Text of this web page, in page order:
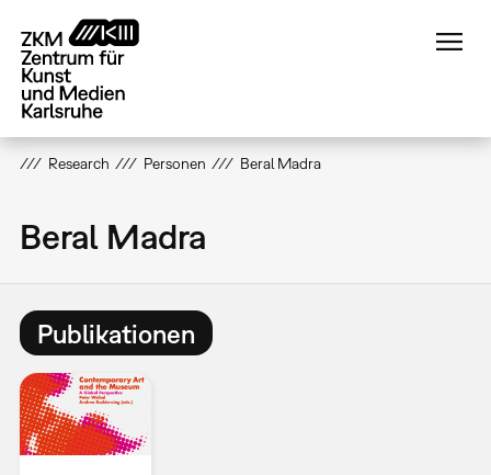
zum
Inhalt
Research Personen Beral Madra
Beral Madra
Publikationen